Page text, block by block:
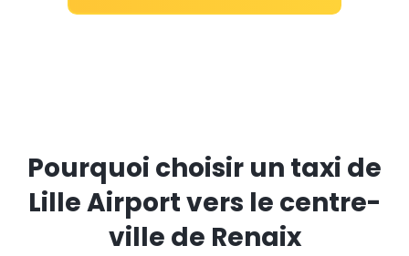
Pourquoi choisir un taxi de
Lille Airport vers le centre-
ville de Renaix